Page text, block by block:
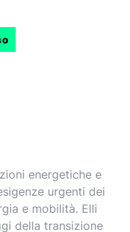
energetiche e
urgenti dei
e mobilità. Elli
della transizione